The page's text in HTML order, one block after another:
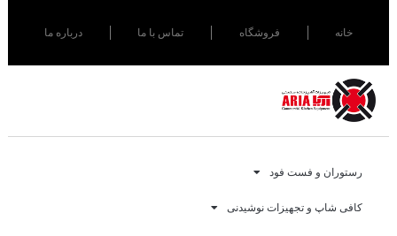
خانه فروشگاه تماس با ما درباره ما
رستوران و فست فود
کافی شاپ و تجهیزات نوشیدنی